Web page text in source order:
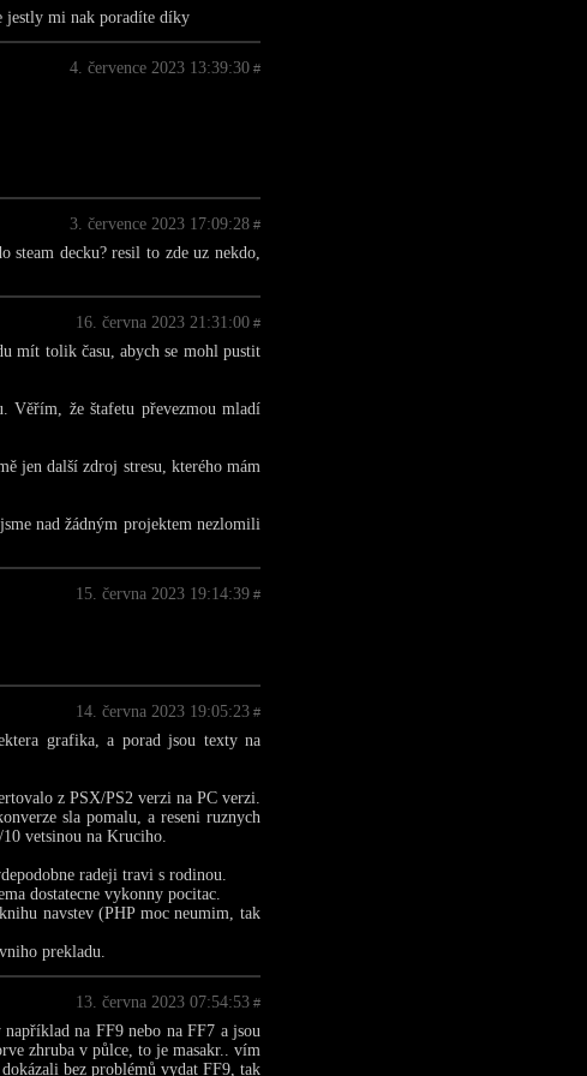
jestly mi nak poradíte díky
4. července 2023 13:39:30 #
3. července 2023 17:09:28 #
steam decku? resil to zde uz nekdo,
16. června 2023 21:31:00 #
mít tolik času, abych se mohl pustit
Věřím, že štafetu převezmou mladí
jen další zdroj stresu, kterého mám
nad žádným projektem nezlomili
15. června 2023 19:14:39 #
14. června 2023 19:05:23 #
grafika, a porad jsou texty na
z PSX/PS2 verzi na PC verzi.
sla pomalu, a reseni ruznych
vetsinou na Kruciho.
radeji travi s rodinou.
dostatecne vykonny pocitac.
navstev (PHP moc neumim, tak
prekladu.
13. června 2023 07:54:53 #
na FF9 nebo na FF7 a jsou
zhruba v půlce, to je masakr.. vím
bez problémů vydat FF9, tak